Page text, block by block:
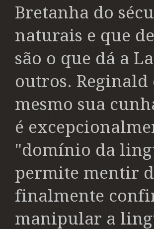
Bretanha do
naturais e que
são o que dá a
outros. Reginald
mesmo sua
é
"domínio da
permite mentir
finalmente
manipular a